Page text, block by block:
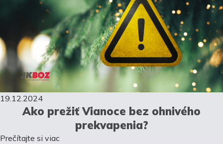
19.12.2024
Ako prežiť Vianoce bez ohnivého
prekvapenia?
Prečítajte si viac